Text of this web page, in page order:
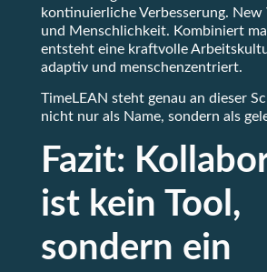
kontinuierliche Verbesserung.
und Menschlichkeit. Kombiniert
entsteht eine kraftvolle
adaptiv und menschenzentriert.
TimeLEAN steht genau an dieser
nicht nur als Name, sondern als
Fazit:
ist kein Tool,
sondern ein